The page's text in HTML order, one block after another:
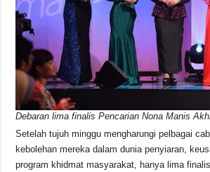
Debaran lima finalis Pencarian Nona Manis
Setelah tujuh minggu mengharungi pelbagai
kebolehan mereka dalam dunia penyiaran,
program khidmat masyarakat, hanya lima